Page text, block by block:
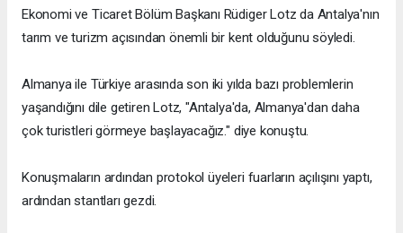
Ekonomi ve Ticaret Bölüm Başkanı Rüdiger Lotz da Antalya'nın
tarım ve turizm açısından önemli bir kent olduğunu söyledi.
Almanya ile Türkiye arasında son iki yılda bazı problemlerin
yaşandığını dile getiren Lotz, "Antalya'da, Almanya'dan daha
çok turistleri görmeye başlayacağız." diye konuştu.
Konuşmaların ardından protokol üyeleri fuarların açılışını yaptı,
ardından stantları gezdi.